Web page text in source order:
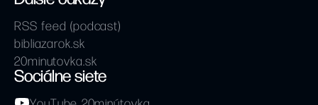
RSS feed (podcast)
bibliazarok.sk
20minutovka.sk
Sociálne siete